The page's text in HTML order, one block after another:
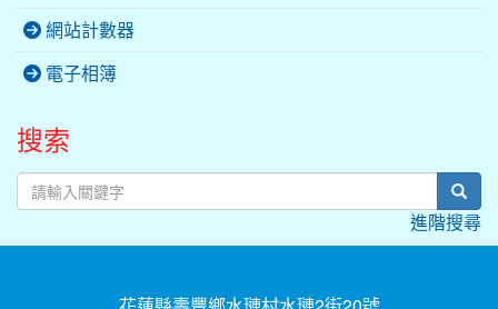
網站計數器
電子相簿
搜索
進階搜尋